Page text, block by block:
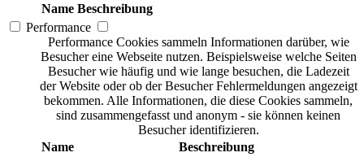
Name Beschreibung
Performance
Performance Cookies sammeln Informationen darüber, wie
Besucher eine Webseite nutzen. Beispielsweise welche Seiten
Besucher wie häufig und wie lange besuchen, die Ladezeit
der Website oder ob der Besucher Fehlermeldungen angezeigt
bekommen. Alle Informationen, die diese Cookies sammeln,
sind zusammengefasst und anonym - sie können keinen
Besucher identifizieren.
Name
Beschreibung